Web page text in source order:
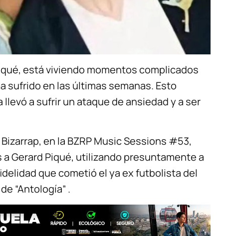
está viviendo momentos complicados
sufrido en las últimas semanas. Esto
a sufrir un ataque de ansiedad y a ser
en la BZRP Music Sessions #53,
Gerard Piqué, utilizando presuntamente a
que cometió el ya ex futbolista del
“Antología” .